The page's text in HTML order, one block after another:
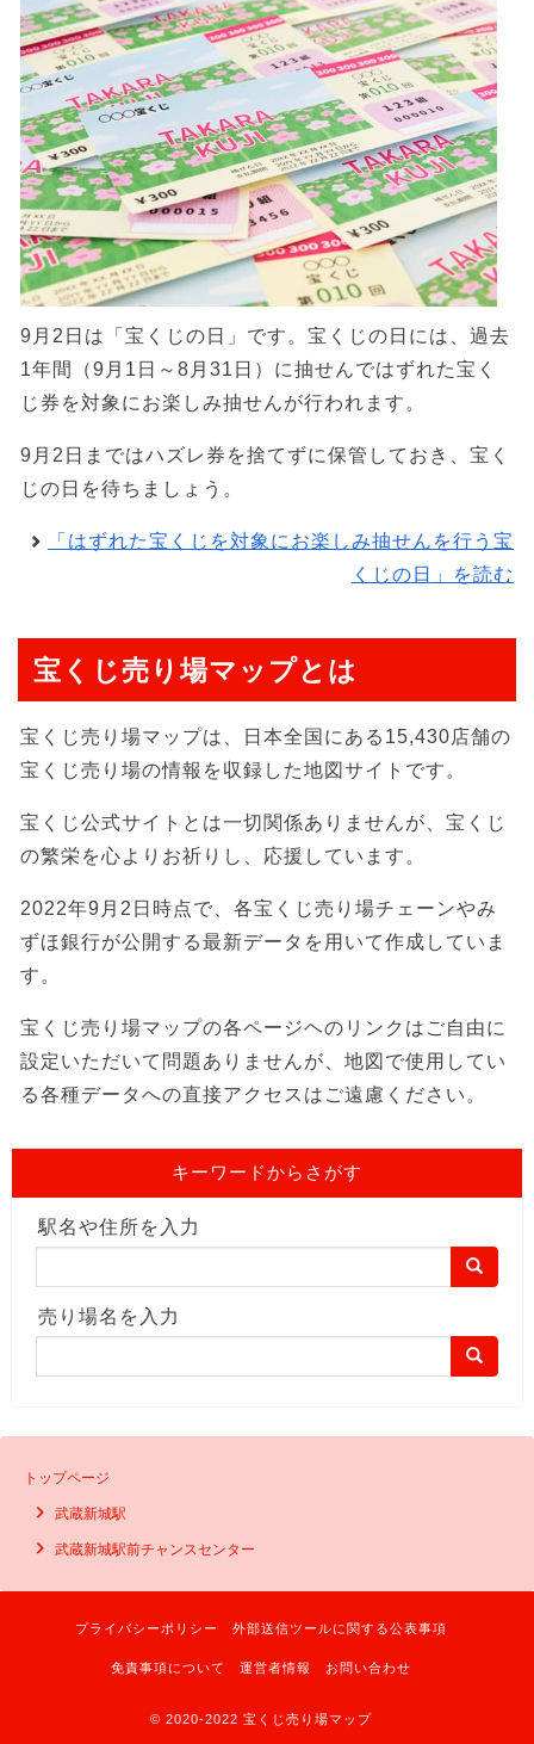
9月2日は「宝くじの日」です。宝くじの日には、過去
1年間（9月1日～8月31日）に抽せんではずれた宝く
じ券を対象にお楽しみ抽せんが行われます。
9月2日まではハズレ券を捨てずに保管しておき、宝く
じの日を待ちましょう。
「はずれた宝くじを対象にお楽しみ抽せんを行う宝
くじの日」を読む
宝くじ売り場マップとは
宝くじ売り場マップは、日本全国にある15,430店舗の
宝くじ売り場の情報を収録した地図サイトです。
宝くじ公式サイトとは一切関係ありませんが、宝くじ
の繁栄を心よりお祈りし、応援しています。
2022年9月2日時点で、各宝くじ売り場チェーンやみ
ずほ銀行が公開する最新データを用いて作成していま
す。
宝くじ売り場マップの各ページヘのリンクはご自由に
設定いただいて問題ありませんが、地図で使用してい
る各種データへの直接アクセスはご遠慮ください。
キーワードからさがす
駅名や住所を入力
売り場名を入力
トップページ
武蔵新城駅
武蔵新城駅前チャンスセンター
プライバシーポリシー 外部送信ツールに関する公表事項
免責事項について 運営者情報 お問い合わせ
© 2020-2022 宝くじ売り場マップ